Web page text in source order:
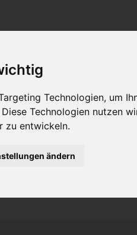
Technologien, um
Technologien nutzen
zu entwickeln.
ändern
KULINARIK - ESSEN
TRINKEN
Unterschrift